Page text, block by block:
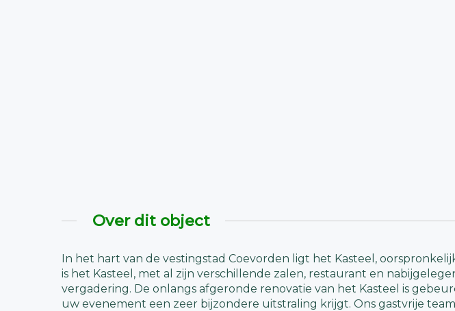
Over dit object
In het hart van de vestingstad Coevorden ligt het Kasteel,
is het Kasteel, met al zijn verschillende zalen, restaurant en
vergadering. De onlangs afgeronde renovatie van het Kasteel is
uw evenement een zeer bijzondere uitstraling krijgt. Ons gastvrije